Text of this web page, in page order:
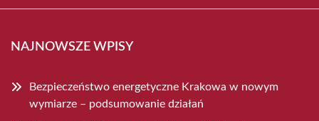
NAJNOWSZE WPISY
Bezpieczeństwo energetyczne Krakowa w nowym
wymiarze – podsumowanie działań